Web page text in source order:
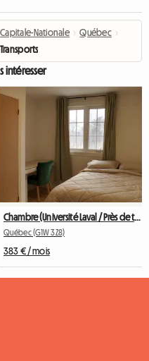
Capitale-Nationale › Québec ›
intéresser
Chambre (Université Laval / Près de tout / Transports)
Québec (G1W 3Z8)
383 € / mois